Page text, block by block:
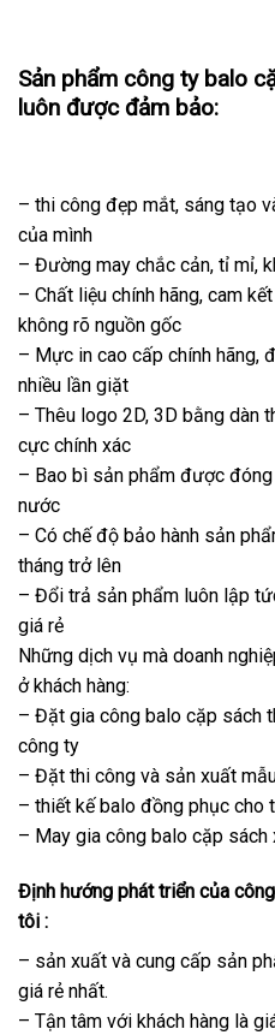
Sản phẩm công ty balo
luôn được đảm bảo:
– thi công đẹp mắt, sáng tạo
của mình
– Đường may chắc cản, tỉ mỉ,
– Chất liệu chính hãng, cam
không rõ nguồn gốc
– Mực in cao cấp chính hãng,
nhiều lần giặt
– Thêu logo 2D, 3D bằng dàn
cực chính xác
– Bao bì sản phẩm được
nước
– Có chế độ bảo hành sản
tháng trở lên
– Đổi trả sản phẩm luôn lập
giá rẻ
Những dịch vụ mà doanh
ở khách hàng:
– Đặt gia công balo cặp sách
công ty
– Đặt thi công và sản xuất
– thiết kế balo đồng phục cho
– May gia công balo cặp sách
Định hướng phát triển của
tôi :
– sản xuất và cung cấp sản
giá rẻ nhất.
– Tận tâm với khách hàng là